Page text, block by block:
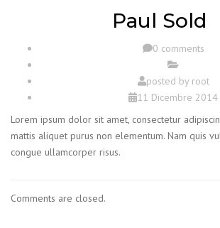
Paul Sold
0 comments
posted by root
11 Dicembre 2014
Lorem ipsum dolor sit amet, consectetur
mattis aliquet purus non elementum. Nam quis
congue ullamcorper risus.
Comments are closed.